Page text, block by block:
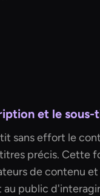
et le
sans effort le
précis. Cette
de contenu
public